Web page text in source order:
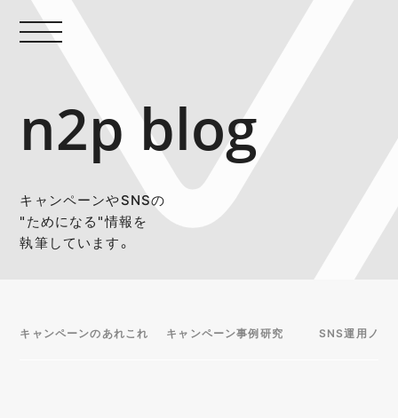
n2p blog
キャンペーンやSNSの
"ためになる"情報を
執筆しています。
キャンペーンのあれこれ キャンペーン事例研究 SNS運用ノウ